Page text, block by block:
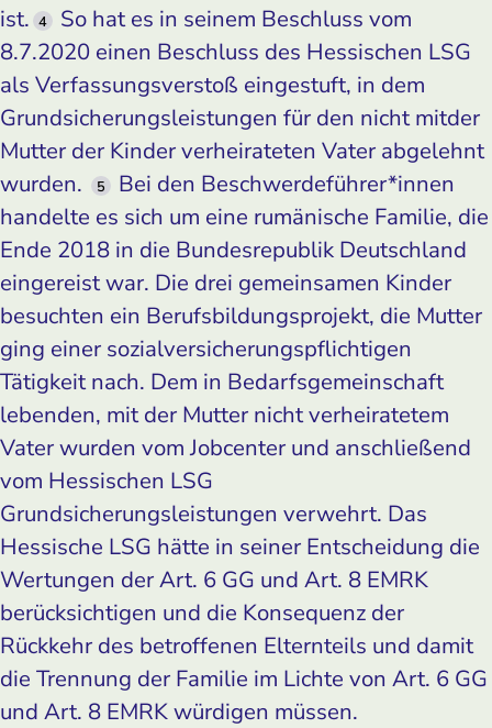
ist. 4
So hat es in seinem Beschluss vom
8.7.2020 einen Beschluss des Hessischen LSG
als Verfassungsverstoß eingestuft, in dem
Grundsicherungsleistungen für den nicht mitder
Mutter der Kinder verheirateten Vater abgelehnt
wurden.
5
Bei den Beschwerdeführer*innen
handelte es sich um eine rumänische Familie, die
Ende 2018 in die Bundesrepublik Deutschland
eingereist war. Die drei gemeinsamen Kinder
besuchten ein Berufsbildungsprojekt, die Mutter
ging einer sozialversicherungspflichtigen
Tätigkeit nach. Dem in Bedarfsgemeinschaft
lebenden, mit der Mutter nicht verheiratetem
Vater wurden vom Jobcenter und anschließend
vom Hessischen LSG
Grundsicherungsleistungen verwehrt. Das
Hessische LSG hätte in seiner Entscheidung die
Wertungen der Art. 6 GG und Art. 8 EMRK
berücksichtigen und die Konsequenz der
Rückkehr des betroffenen Elternteils und damit
die Trennung der Familie im Lichte von Art. 6 GG
und Art. 8 EMRK würdigen müssen.